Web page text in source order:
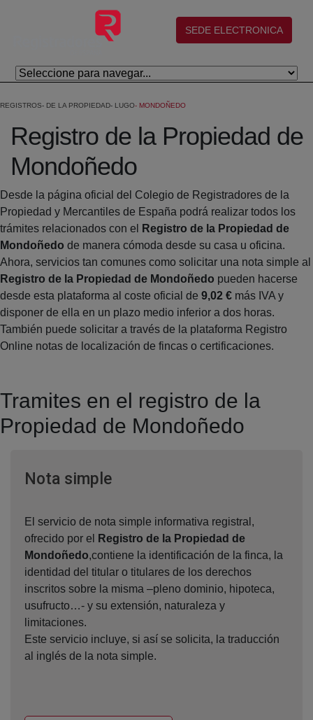
Eduki nagusira joan
(abre en nueva ventana)
SEDE ELECTRONICA
REGISTROS DE LA PROPIEDAD LUGO MONDOÑEDO
Registro de la Propiedad de
Mondoñedo
Desde la página oficial del Colegio de Registradores de la
Propiedad y Mercantiles de España podrá realizar todos los
trámites relacionados con el
Registro de la Propiedad de
Mondoñedo de manera cómoda desde su casa u oficina.
Ahora, servicios tan comunes como solicitar una nota simple al
Registro de la Propiedad de Mondoñedo pueden hacerse
desde esta plataforma al coste oficial de 9,02 € más IVA y
disponer de ella en un plazo medio inferior a dos horas.
También puede solicitar a través de la plataforma Registro
Online notas de localización de fincas o certificaciones.
Tramites en el registro de la
Propiedad de Mondoñedo
Nota simpleVentana nueva
El servicio de nota simple informativa registral,
ofrecido por el
Registro de la Propiedad de
Mondoñedo,contiene la identificación de la finca, la
identidad del titular o titulares de los derechos
inscritos sobre la misma –pleno dominio, hipoteca,
usufructo…- y su extensión, naturaleza y
limitaciones.
Este servicio incluye, si así se solicita, la traducción
al inglés de la nota simple.